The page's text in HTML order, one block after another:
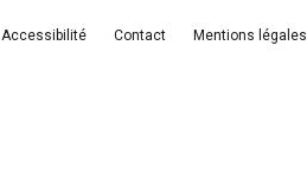
Accessibilité Contact Mentions légales